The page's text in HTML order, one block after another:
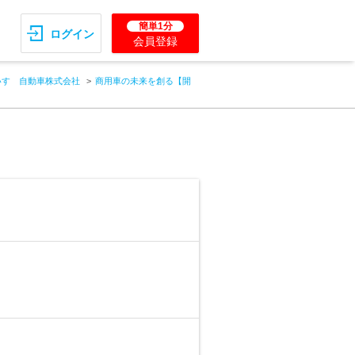
ログイン
簡単1分
会員登録
すゞ自動車株式会社 商用車の未来を創る【開